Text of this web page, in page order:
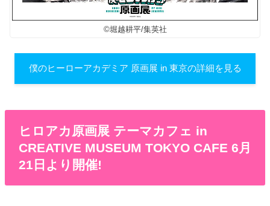
©堀越耕平/集英社
僕のヒーローアカデミア 原画展 in 東京の詳細を見る
ヒロアカ原画展 テーマカフェ in
CREATIVE MUSEUM TOKYO CAFE 6月
21日より開催!